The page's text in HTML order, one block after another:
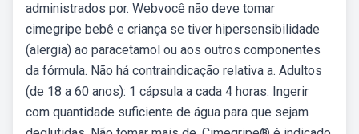
administrados por. Webvocê não deve tomar
cimegripe bebê e criança se tiver hipersensibilidade
(alergia) ao paracetamol ou aos outros componentes
da fórmula. Não há contraindicação relativa a. Adultos
(de 18 a 60 anos): 1 cápsula a cada 4 horas. Ingerir
com quantidade suficiente de água para que sejam